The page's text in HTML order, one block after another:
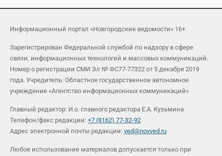
Информационный портал «Новгородские ведомости» 16+
Зарегистрирован Федеральной службой по надзору в сфере
связи, информационных технологий и массовых коммуникаций.
Номер о регистрации СМИ Эл № ФС77-77322 от 5 декабря 2019
года. Учредитель: Областное государственное автономное
учреждение «Агентство информационных коммуникаций»
Главный редактор: И.о. главного редактора Е.А. Кузьмина
Телефон/факс редакции: +7 (8162) 77-32-92
Адрес электронной почты редакции: ved@novved.ru
Любое использование материалов допускается только при